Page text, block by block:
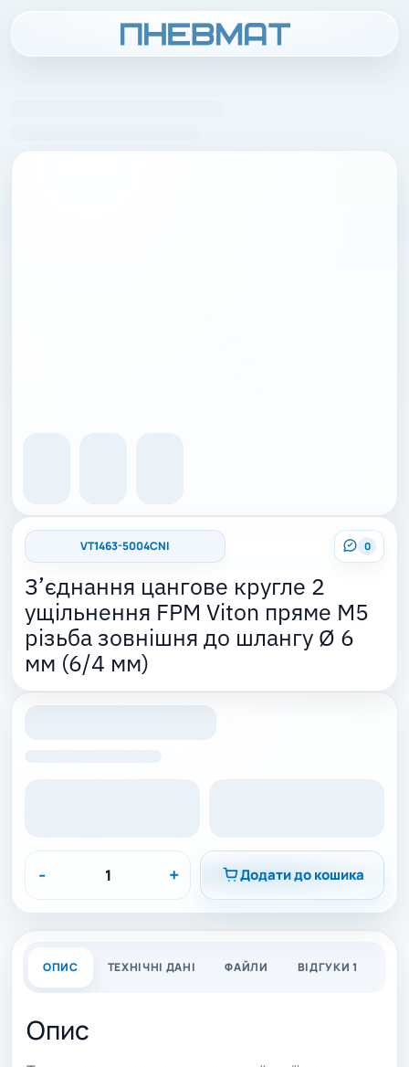
0
VT1463-5004CNI
З’єднання цангове кругле 2
ущільнення FPM Viton пряме M5
різьба зовнішня до шлангу Ø 6
мм (6/4 мм)
- + Додати до кошика
ОПИС ТЕХНІЧНІ ДАНІ ФАЙЛИ ВІДГУКИ 1
Опис